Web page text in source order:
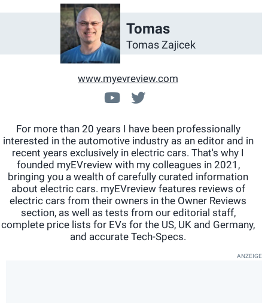
Tomas
Tomas Zajicek
www.myevreview.com
For more than 20 years I have been professionally
interested in the automotive industry as an editor and in
recent years exclusively in electric cars. That's why I
founded myEVreview with my colleagues in 2021,
bringing you a wealth of carefully curated information
about electric cars. myEVreview features reviews of
electric cars from their owners in the Owner Reviews
section, as well as tests from our editorial staff,
complete price lists for EVs for the US, UK and Germany,
and accurate Tech-Specs.